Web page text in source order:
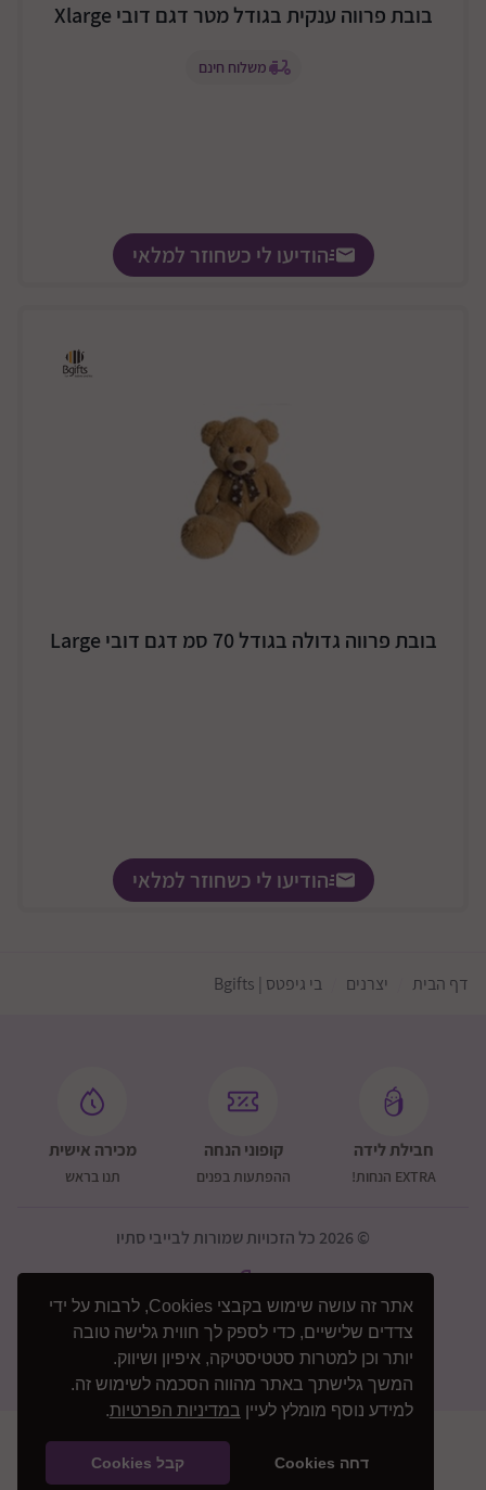
אתר זה עושה שימוש בקבצי Cookies, לרבות על ידי
צדדים שלישיים, כדי לספק לך חווית גלישה טובה
יותר וכן למטרות סטטיסטיקה, איפיון ושיווק.
המשך גלישתך באתר מהווה הסכמה לשימוש זה.
למידע נוסף מומלץ לעיין במדיניות הפרטיות.
דחה Cookies קבל Cookies
בובת פרווה ענקית בגודל מטר דגם דובי Xlarge
משלוח חינם
הודיעו לי כשחוזר למלאי
בובת פרווה גדולה בגודל 70 סמ דגם דובי Large
הודיעו לי כשחוזר למלאי
דף הבית יצרנים בי גיפטס | Bgifts
חבילת לידה
EXTRA הנחות!
קופוני הנחה
ההפתעות בפנים
מכירה אישית
תנו בראש
© 2026 כל הזכויות שמורות לבייבי סתיו